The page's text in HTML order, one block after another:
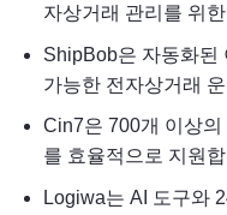
자상거래 관리를 위
ShipBob은 자동화된
가능한 전자상거래
Cin7은 700개 이상의
를 효율적으로 지원
Logiwa는 AI 도구와